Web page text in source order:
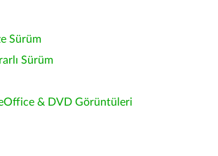
Sürüm
Sürüm
& DVD Görüntüleri